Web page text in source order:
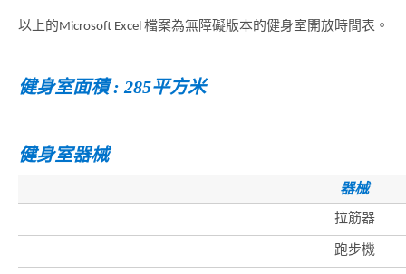
以上的Microsoft Excel 檔案為無障礙版本的健身室開放時間表。
健身室面積 : 285平方米
健身室器械
器械
拉筋器
跑步機